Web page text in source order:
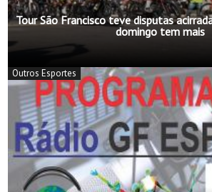
Tour São Francisco teve disputas
domingo tem mais
Outros Esportes